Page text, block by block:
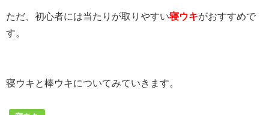
ただ、初心者には当たりが取りやすい寝ウキがおすすめで
す。
寝ウキと棒ウキについてみていきます。